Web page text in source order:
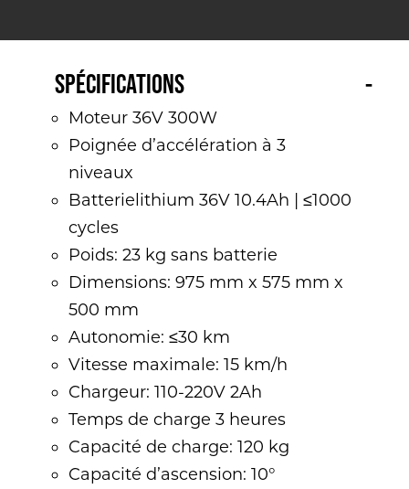
SPÉCIFICATIONS
Moteur 36V 300W
Poignée d’accélération à 3
niveaux
Batterielithium 36V 10.4Ah | ≤1000
cycles
Poids: 23 kg sans batterie
Dimensions: 975 mm x 575 mm x
500 mm
Autonomie: ≤30 km
Vitesse maximale: 15 km/h
Chargeur: 110-220V 2Ah
Temps de charge 3 heures
Capacité de charge: 120 kg
Capacité d’ascension: 10°